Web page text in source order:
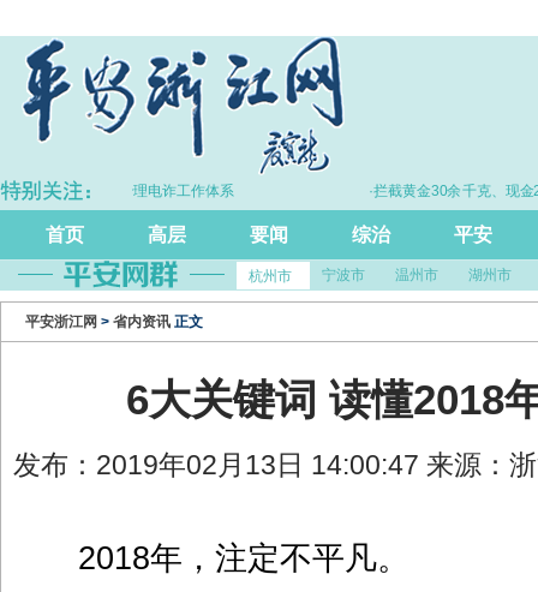
善打击治理电诈工作体系 ·拦截黄金30余千克、现金2亿余元
首页 高层 要闻 综治 平安
杭州市 宁波市 温州市 湖州市
平安浙江网 > 省内资讯 正文
6大关键词 读懂2018
发布：2019年02月13日 14:00:47 来源：
2018年，注定不平凡。